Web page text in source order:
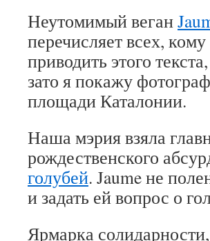
Неутомимый веган
перечисляет всех,
приводить этого
зато я покажу
площади Каталонии.
Наша мэрия взяла
рождественского
голубей. Jaume не
и задать ей вопрос о
Ярмарка